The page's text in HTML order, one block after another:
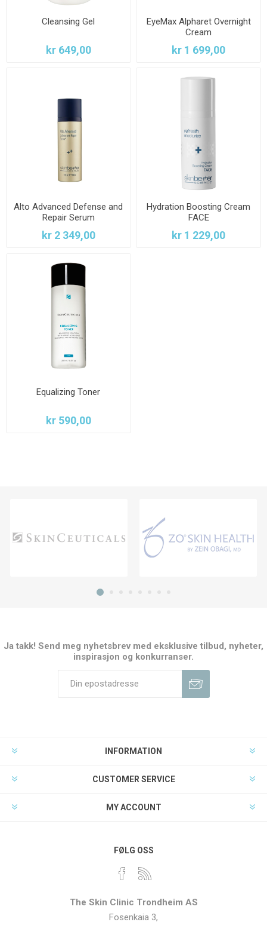
Cleansing Gel
kr 649,00
EyeMax Alpharet Overnight
Cream
kr 1 699,00
Alto Advanced Defense and
Repair Serum
kr 2 349,00
Hydration Boosting Cream
FACE
kr 1 229,00
Equalizing Toner
kr 590,00
Ja takk! Send meg nyhetsbrev med eksklusive tilbud, nyheter,
inspirasjon og konkurranser.
INFORMATION
CUSTOMER SERVICE
MY ACCOUNT
FØLG OSS
The Skin Clinic Trondheim AS
Fosenkaia 3,